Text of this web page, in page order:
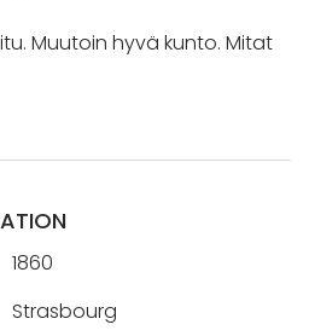
Muutoin hyvä kunto. Mitat
1860
Strasbourg